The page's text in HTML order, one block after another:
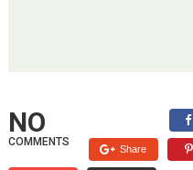
NO
COMMENTS
Share